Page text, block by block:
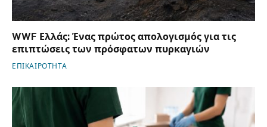
WWF Ελλάς: Ένας πρώτος απολογισμός για τις
επιπτώσεις των πρόσφατων πυρκαγιών
ΕΠΙΚΑΙΡΟΤΗΤΑ